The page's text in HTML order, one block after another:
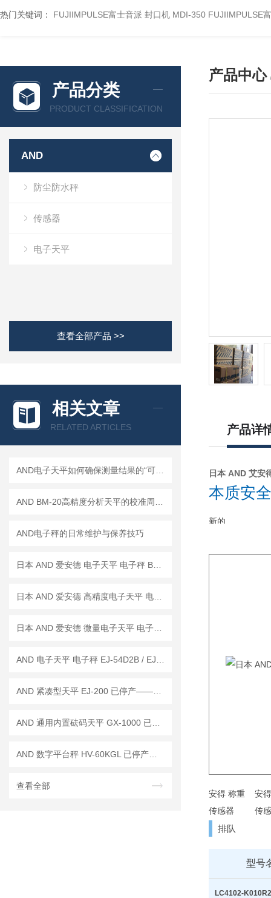
热门关键词： FUJIIMPULSE富士音派 封口机 MDI-350 FUJIIMPULSE
产品分类
PRODUCT CLASSIFICATION
AND
防尘防水秤
传感器
电子天平
查看全部产品 >>
相关文章
RELATED ARTICLES
AND电子秤的日常维护与保养技巧
查看全部
产品中心
产品详
日本 AND 艾安
本质安
新的
排队
型号
LC4102-K010R2